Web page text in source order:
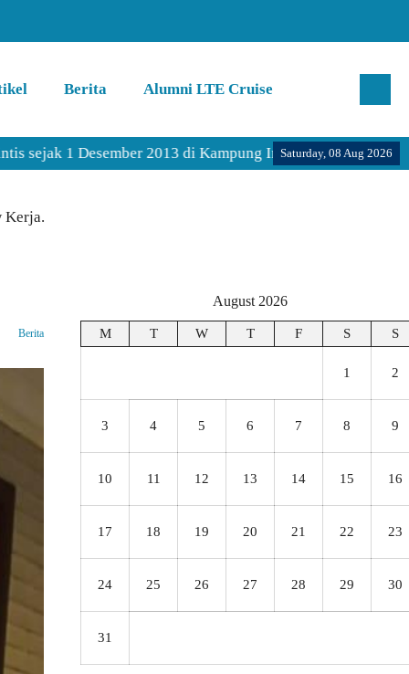
Berita Alumni LTE Cruise
Saturday, 08 Aug 2026
2013 di Kampung Inggris Pare Kediri.
Kerja.
Berita
August 2026
M T W T F S S
1 2
3 4 5 6 7 8 9
10 11 12 13 14 15 16
17 18 19 20 21 22 23
24 25 26 27 28 29 30
31